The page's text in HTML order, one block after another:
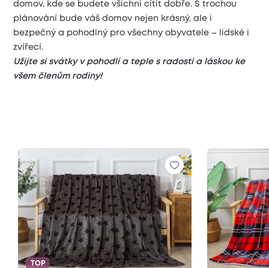
domov, kde se budete všichni cítit dobře. S trochou
plánování bude váš domov nejen krásný, ale i
bezpečný a pohodlný pro všechny obyvatele – lidské i
zvířecí.
Užijte si svátky v pohodlí a teple s radostí a láskou ke
všem členům rodiny!
TOP